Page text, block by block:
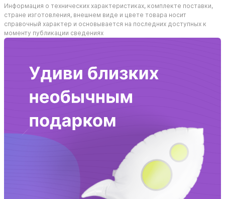
Информация о технических характеристиках, комплекте поставки,
стране изготовления, внешнем виде и цвете товара носит
справочный характер и основывается на последних доступных к
моменту публикации сведениях